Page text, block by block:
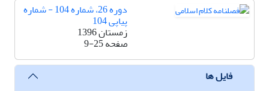
دوره 26، شماره 104 - شماره
پیاپی 104
زمستان 1396
صفحه9-25
فایل ها